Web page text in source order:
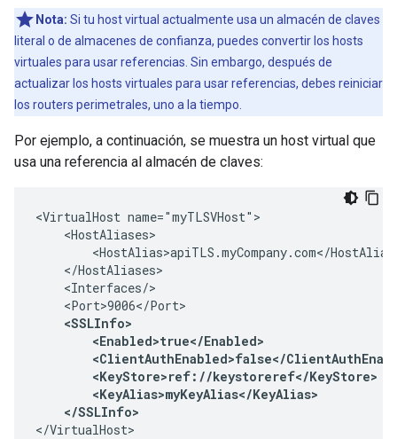
Nota: Si tu host virtual actualmente usa un almacén de claves
literal o de almacenes de confianza, puedes convertir los hosts
virtuales para usar referencias. Sin embargo, después de
actualizar los hosts virtuales para usar referencias, debes reiniciar
los routers perimetrales, uno a la tiempo.
Por ejemplo, a continuación, se muestra un host virtual que
usa una referencia al almacén de claves:
<VirtualHost name="myTLSVHost">
    <HostAliases>
<HostAlias>apiTLS.myCompany.com</
    </HostAliases>
    <Interfaces/>
    <Port>9006</Port>
<SSLInfo>
        <Enabled>true</Enabled>
<ClientAuthEnabled>false</
        <KeyStore>ref://keystoreref</KeyStore>
        <KeyAlias>myKeyAlias</KeyAlias>
    </SSLInfo>
</VirtualHost>